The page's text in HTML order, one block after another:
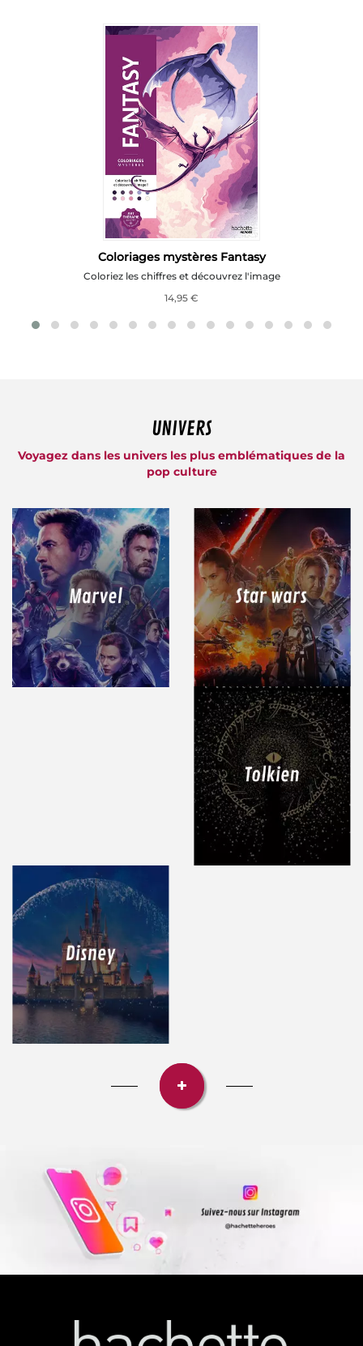
Coloriages mystères Fantasy
Coloriez les chiffres et découvrez l'image
14,95 €
UNIVERS
Voyagez dans les univers les plus emblématiques de la
pop culture